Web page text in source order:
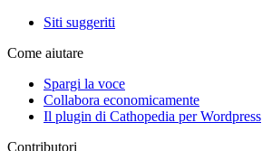
Siti suggeriti
Come aiutare
Spargi la voce
Collabora economicamente
Il plugin di Cathopedia per Wordpress
Contributori